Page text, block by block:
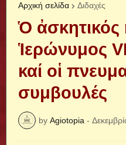
Αρχική σελίδα Διδαχές
Ὁ ἀσκητικός
Ἱερώνυμος
καί οἱ
συμβουλές
by Agiotopia -